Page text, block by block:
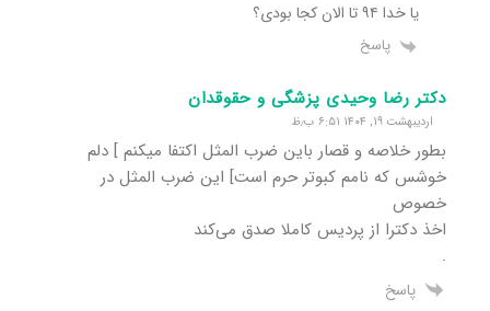
یا خدا ۹۴ تا الان کجا بودی؟
پاسخ
دکتر رضا وحیدی پزشگی و حقوقدان
اردیبهشت ۱۹, ۱۴۰۴ ۶:۵۱ ب٫ظ
بطور خلاصه و قصار باین ضرب المثل اکتفا میکنم ] دلم
خوشس که نامم کبوتر حرم است] این ضرب المثل در
خصوص
اخذ دکترا از پردیس کاملا صدق می‌کند
.
پاسخ